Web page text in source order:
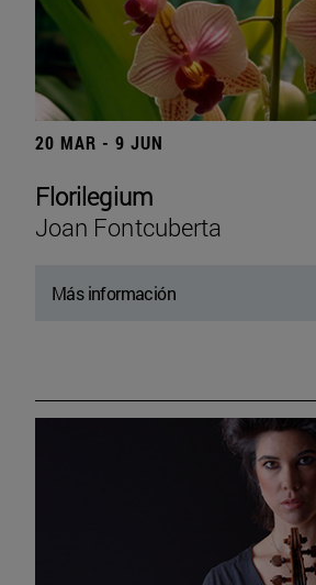
20 MAR - 9 JUN
Florilegium
Joan Fontcuberta
Más información